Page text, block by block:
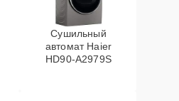
Сушильный
автомат Haier
HD90-A2979S